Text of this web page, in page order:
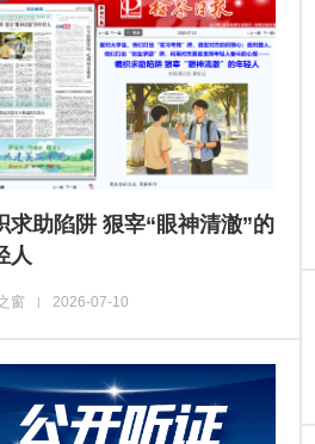
求助陷阱 狠宰“眼神清澈”的
人
窗 | 2026-07-10